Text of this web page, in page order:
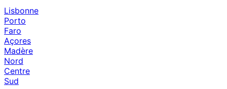
Lisbonne
Porto
Faro
Açores
Madère
Nord
Centre
Sud